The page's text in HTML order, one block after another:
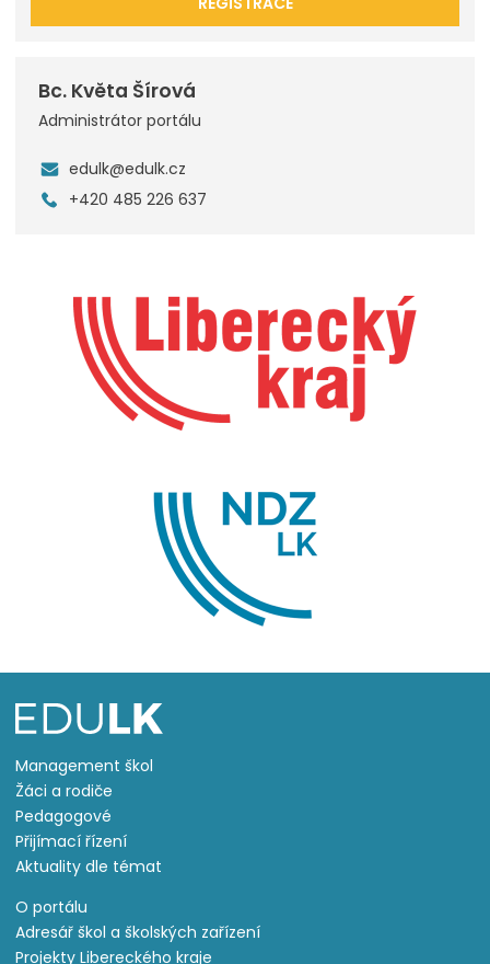
Bc. Květa Šírová
Administrátor portálu
edulk@edulk.cz
+420 485 226 637
Management škol
Žáci a rodiče
Pedagogové
Přijímací řízení
Aktuality dle témat
O portálu
Adresář škol a školských zařízení
Projekty Libereckého kraje